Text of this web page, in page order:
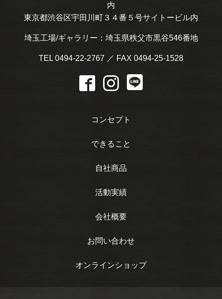
内
東京都渋谷区宇田川町３４番５号サイトービル内
埼玉工場/ギャラリー：埼玉県秩父市黒谷546番地
TEL 0494-22-2767 ／ FAX 0494-25-1528
コンセプト
できること
自社商品
活動実績
会社概要
お問い合わせ
オンラインショップ